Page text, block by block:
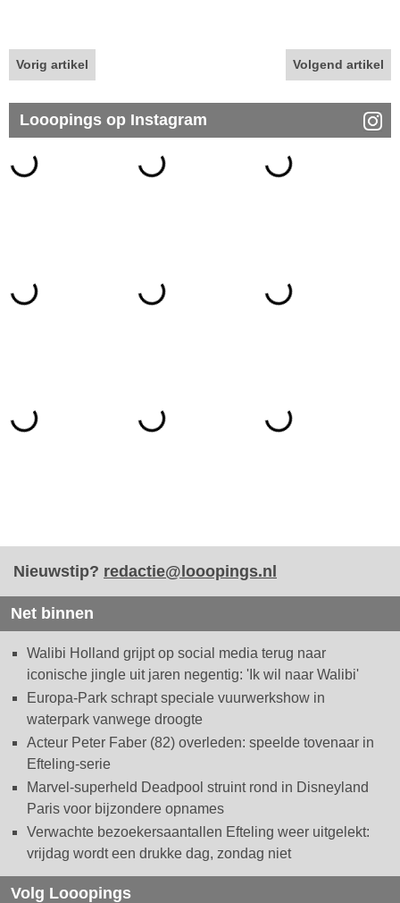
Vorig artikel Volgend artikel
Looopings op Instagram
Nieuwstip? redactie@looopings.nl
Net binnen
Walibi Holland grijpt op social media terug naar
iconische jingle uit jaren negentig: 'Ik wil naar Walibi'
Europa-Park schrapt speciale vuurwerkshow in
waterpark vanwege droogte
Acteur Peter Faber (82) overleden: speelde tovenaar in
Efteling-serie
Marvel-superheld Deadpool struint rond in Disneyland
Paris voor bijzondere opnames
Verwachte bezoekersaantallen Efteling weer uitgelekt:
vrijdag wordt een drukke dag, zondag niet
Volg Looopings